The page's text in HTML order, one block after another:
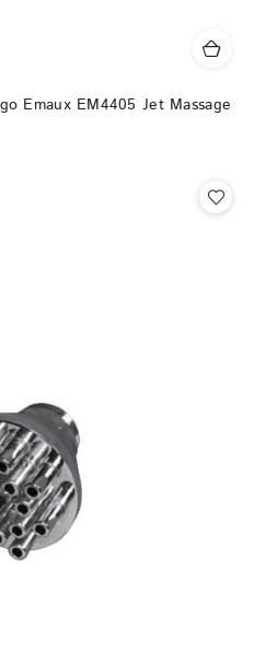
Emaux EM4405 Jet Massage